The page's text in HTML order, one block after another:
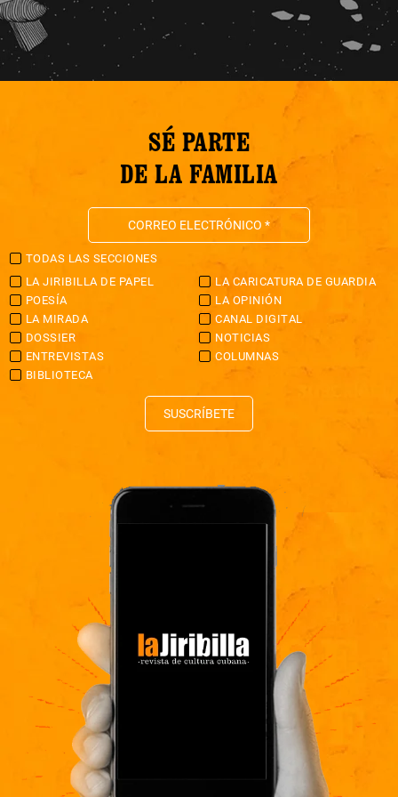
SÉ PARTE
DE LA FAMILIA
TODAS LAS SECCIONES
LA JIRIBILLA DE PAPEL
LA CARICATURA DE GUARDIA
POESÍA
LA OPINIÓN
LA MIRADA
CANAL DIGITAL
DOSSIER
NOTICIAS
ENTREVISTAS
COLUMNAS
BIBLIOTECA
SUSCRÍBETE